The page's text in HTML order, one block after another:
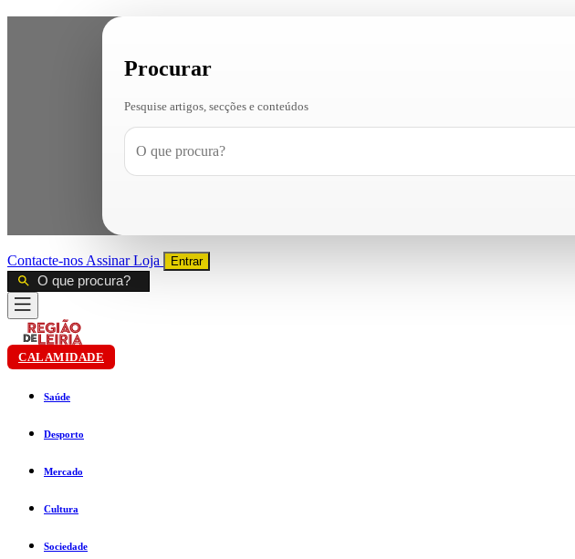
Procurar
Pesquise artigos, secções e conteúdos
Contacte-nos AssinarLoja Entrar
CALAMIDADE
Saúde
Desporto
Mercado
Cultura
Sociedade